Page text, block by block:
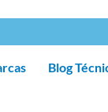
Blog